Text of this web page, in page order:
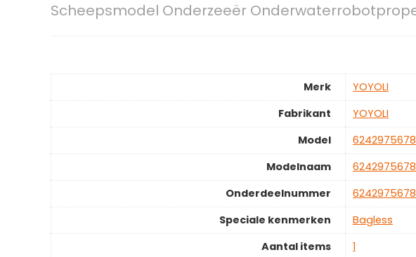
Scheepsmodel Onderzeeër
Merk
‎YOYOLI
Fabrikant
‎YOYOLI
Model
Modelnaam
Onderdeelnummer
Speciale kenmerken
‎Bagless
Aantal items
‎1